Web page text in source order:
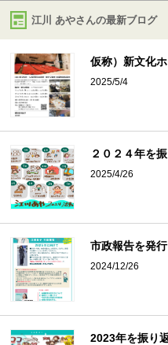
江川 あやさんの最新ブログ
仮称）新文化
2025/5/4
２０２４年を
2025/4/26
市政報告を発行
2024/12/26
2023年を振り